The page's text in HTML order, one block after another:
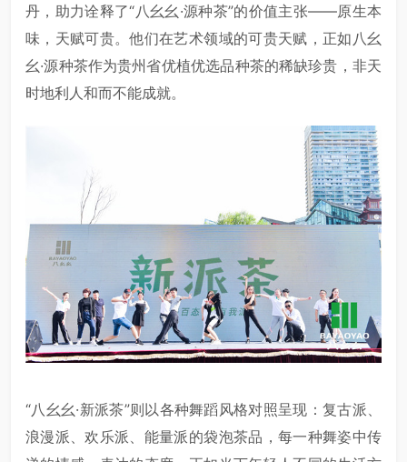
丹，助力诠释了“八幺幺·源种茶”的价值主张——原生本
味，天赋可贵。他们在艺术领域的可贵天赋，正如八幺
幺·源种茶作为贵州省优植优选品种茶的稀缺珍贵，非天
时地利人和而不能成就。
“八幺幺·新派茶”则以各种舞蹈风格对照呈现：复古派、
浪漫派、欢乐派、能量派的袋泡茶品，每一种舞姿中传